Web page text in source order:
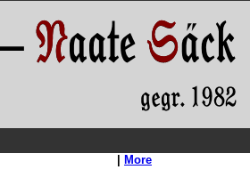
More